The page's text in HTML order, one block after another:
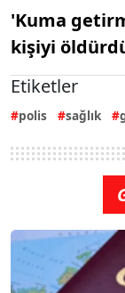
'Kuma
kişiyi
Etiketler
polis sağlık